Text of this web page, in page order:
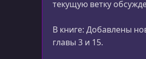
текущую ветку
В книге: Добавлены
главы 3 и 15.